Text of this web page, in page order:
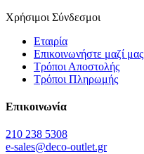
Χρήσιμοι Σύνδεσμοι
Εταιρία
Επικοινωνήστε μαζί μας
Τρόποι Αποστολής
Τρόποι Πληρωμής
Επικοινωνία
210 238 5308
e-sales@deco-outlet.gr